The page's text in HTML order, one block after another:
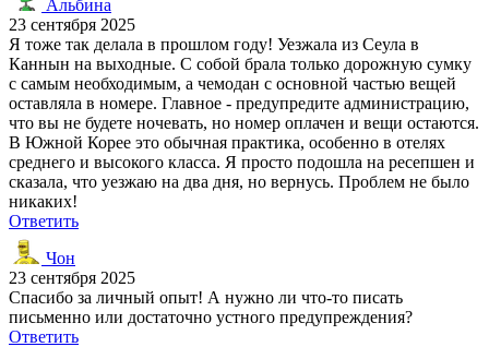
Альбина
23 сентября 2025
Я тоже так делала в прошлом году! Уезжала из Сеула в
Каннын на выходные. С собой брала только дорожную сумку
с самым необходимым, а чемодан с основной частью вещей
оставляла в номере. Главное - предупредите администрацию,
что вы не будете ночевать, но номер оплачен и вещи остаются.
В Южной Корее это обычная практика, особенно в отелях
среднего и высокого класса. Я просто подошла на ресепшен и
сказала, что уезжаю на два дня, но вернусь. Проблем не было
никаких!
Ответить
Чон
23 сентября 2025
Спасибо за личный опыт! А нужно ли что-то писать
письменно или достаточно устного предупреждения?
Ответить